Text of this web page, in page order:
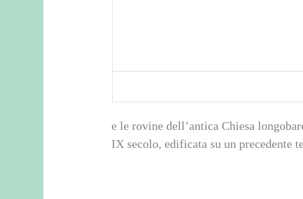
e le rovine dell’antica Chiesa
IX secolo, edificata su un precedente